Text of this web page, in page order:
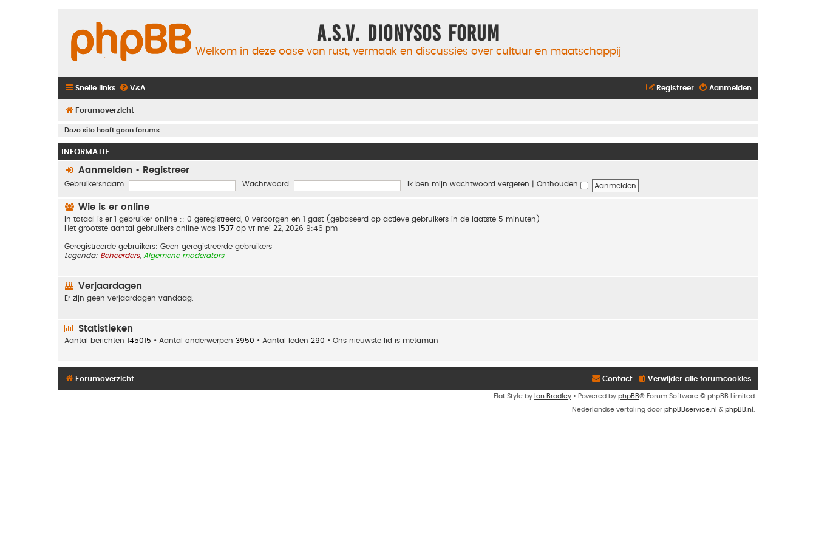
A.S.V. Dionysos Forum
Welkom in deze oase van rust, vermaak en discussies over cultuur en maatschappij
Snelle links V&A Aanmelden
Registreer
Forumoverzicht
Deze site heeft geen forums.
INFORMATIE
Aanmelden • Registreer
Gebruikersnaam: Wachtwoord: Ik ben mijn wachtwoord vergeten Onthouden
Wie is er online
In totaal is er 1 gebruiker online :: 0 geregistreerd, 0 verborgen en 1 gast (gebaseerd op actieve gebruikers in de laatste 5 minuten)
Het grootste aantal gebruikers online was 1537 op vr mei 22, 2026 9:46 pm
Geregistreerde gebruikers: Geen geregistreerde gebruikers
Legenda: Beheerders, Algemene moderators
Verjaardagen
Er zijn geen verjaardagen vandaag.
Statistieken
Aantal berichten 145015 • Aantal onderwerpen 3950 • Aantal leden 290 • Ons nieuwste lid is metaman
Forumoverzicht Verwijder alle forumcookies
Contact
Flat Style by Ian Bradley • Powered by phpBB® Forum Software © phpBB Limited
Nederlandse vertaling door phpBBservice.nl & phpBB.nl